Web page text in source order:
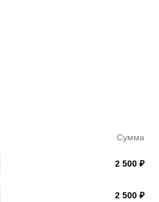
Сумма
2 500 ₽
2 500 ₽